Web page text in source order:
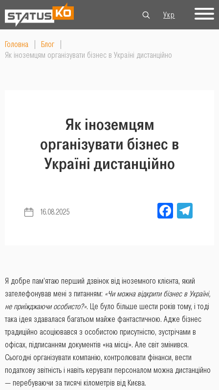
Укр
Рус
Головна Блог
Як іноземцям організувати бізнес в Україні дистанційно
Як іноземцям
організувати бізнес в
Україні дистанційно
16.08.2025
Я добре пам’ятаю перший дзвінок від іноземного клієнта, який
зателефонував мені з питанням: «Чи можна відкрити бізнес в Україні,
не приїжджаючи особисто?». Це було більше шести років тому, і тоді
така ідея здавалася багатьом майже фантастичною. Адже бізнес
традиційно асоціювався з особистою присутністю, зустрічами в
офісах, підписанням документів «на місці». Але світ змінився.
Сьогодні організувати компанію, контролювати фінанси, вести
податкову звітність і навіть керувати персоналом можна дистанційно
— перебуваючи за тисячі кілометрів від Києва.